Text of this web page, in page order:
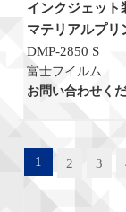
インクジェット
マテリアルプリ
DMP-2850 S
富士フイルム
お問い合わせく
1 2 3